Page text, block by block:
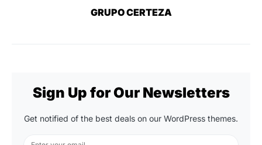
GRUPO CERTEZA
Sign Up for Our Newsletters
Get notified of the best deals on our WordPress themes.